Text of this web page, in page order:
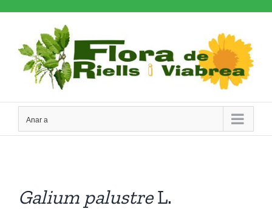
content
Anar a
Galium palustreL.